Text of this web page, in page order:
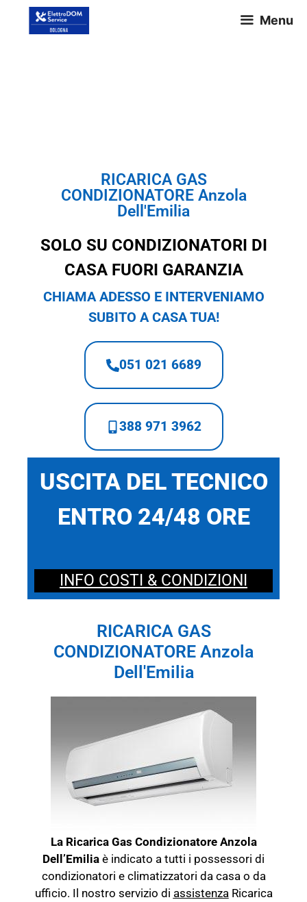
Menu
RICARICA GAS
CONDIZIONATORE Anzola
Dell'Emilia
SOLO SU CONDIZIONATORI DI
CASA FUORI GARANZIA
CHIAMA ADESSO E INTERVENIAMO
SUBITO A CASA TUA!
051 021 6689
388 971 3962
USCITA DEL TECNICO
ENTRO 24/48 ORE
INFO COSTI & CONDIZIONI
RICARICA GAS
CONDIZIONATORE Anzola
Dell'Emilia
La Ricarica Gas Condizionatore Anzola
Dell’Emilia è indicato a tutti i possessori di
condizionatori e climatizzatori da casa o da
ufficio. Il nostro servizio di assistenzaRicarica